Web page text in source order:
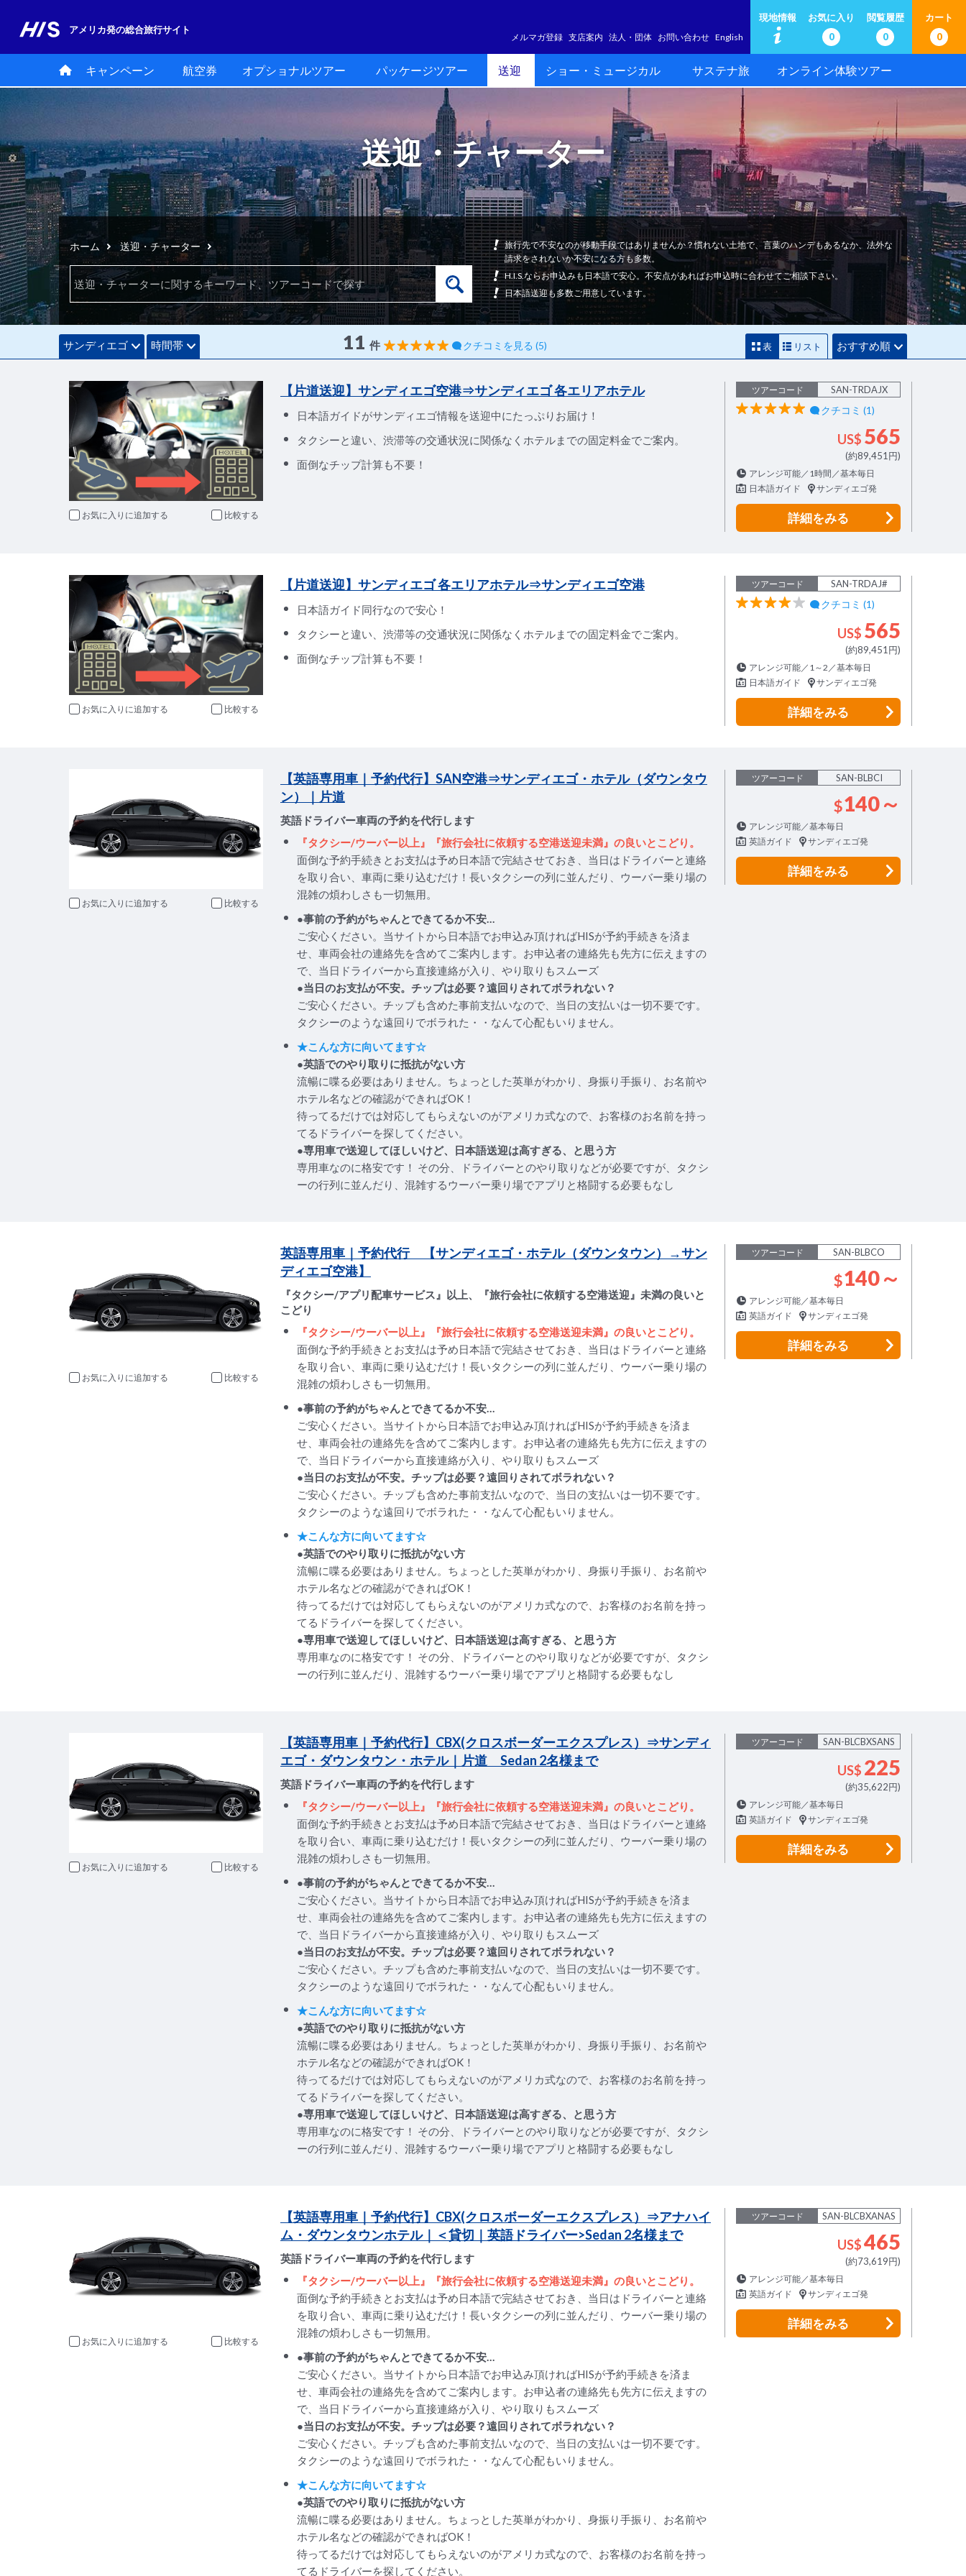
アメリカ発の総合旅行サイト
メルマガ登録 支店案内 法人・団体 お問い合わせ English
現地情報
お気に入り
0
閲覧履歴
0
カート
0
キャンペーン 航空券 オプショナルツアー パッケージツアー 送迎 ショー・ミュージカル サステナ旅 オンライン体験ツアー
送迎・チャーター
ホーム 送迎・チャーター
旅行先で不安なのが移動手段ではありませんか？慣れない土地で、言葉のハンデもあるなか、法外な
請求をされないか不安になる方も多数。
H.I.S.ならお申込みも日本語で安心。不安点があればお申込時に合わせてご相談下さい。
日本語送迎も多数ご用意しています。
サンディエゴ 時間帯 11 件 クチコミを見る (5) 表 リスト おすすめ順
お気に入りに追加 比較
【片道送迎】サンディエゴ空港⇒サンディエゴ 各エリアホテル
日本語ガイドがサンディエゴ情報を送迎中にたっぷりお届け！
タクシーと違い、渋滞等の交通状況に関係なくホテルまでの固定料金でご案内。
面倒なチップ計算も不要！
ツアーコード SAN-TRDAJX
クチコミ (1)
US$ 565
(約89,451円)
アレンジ可能／1時間／基本毎日
日本語ガイド
サンディエゴ発
詳細をみる
お気に入りに追加 比較
【片道送迎】サンディエゴ 各エリアホテル⇒サンディエゴ空港
日本語ガイド同行なので安心！
タクシーと違い、渋滞等の交通状況に関係なくホテルまでの固定料金でご案内。
面倒なチップ計算も不要！
ツアーコード SAN-TRDAJ#
クチコミ (1)
US$ 565
(約89,451円)
アレンジ可能／1～2／基本毎日
日本語ガイド
サンディエゴ発
詳細をみる
お気に入りに追加 比較
【英語専用車｜予約代行】SAN空港⇒サンディエゴ・ホテル（ダウンタウ
ン）｜片道
英語ドライバー車両の予約を代行します
『タクシー/ウーバー以上』『旅行会社に依頼する空港送迎未満』の良いとこどり。
面倒な予約手続きとお支払は予め日本語で完結させておき、当日はドライバーと連絡
を取り合い、車両に乗り込むだけ！長いタクシーの列に並んだり、ウーバー乗り場の
混雑の煩わしさも一切無用。
●事前の予約がちゃんとできてるか不安…
ご安心ください。当サイトから日本語でお申込み頂ければHISが予約手続きを済ま
せ、車両会社の連絡先を含めてご案内します。お申込者の連絡先も先方に伝えますの
で、当日ドライバーから直接連絡が入り、やり取りもスムーズ
●当日のお支払が不安。チップは必要？遠回りされてボラれない？
ご安心ください。チップも含めた事前支払いなので、当日の支払いは一切不要です。
タクシーのような遠回りでボラれた・・なんて心配もいりません。
★こんな方に向いてます☆
●英語でのやり取りに抵抗がない方
流暢に喋る必要はありません。ちょっとした英単がわかり、身振り手振り、お名前や
ホテル名などの確認ができればOK！
待ってるだけでは対応してもらえないのがアメリカ式なので、お客様のお名前を持っ
てるドライバーを探してください。
●専用車で送迎してほしいけど、日本語送迎は高すぎる、と思う方
専用車なのに格安です！ その分、ドライバーとのやり取りなどが必要ですが、タクシ
ーの行列に並んだり、混雑するウーバー乗り場でアプリと格闘する必要もなし
ツアーコード SAN-BLBCI
$140～
アレンジ可能／基本毎日
英語ガイド
サンディエゴ発
詳細をみる
お気に入りに追加 比較
英語専用車｜予約代行 【サンディエゴ・ホテル（ダウンタウン）→サン
ディエゴ空港】
『タクシー/アプリ配車サービス』以上、『旅行会社に依頼する空港送迎』未満の良いと
こどり
『タクシー/ウーバー以上』『旅行会社に依頼する空港送迎未満』の良いとこどり。
面倒な予約手続きとお支払は予め日本語で完結させておき、当日はドライバーと連絡
を取り合い、車両に乗り込むだけ！長いタクシーの列に並んだり、ウーバー乗り場の
混雑の煩わしさも一切無用。
●事前の予約がちゃんとできてるか不安…
ご安心ください。当サイトから日本語でお申込み頂ければHISが予約手続きを済ま
せ、車両会社の連絡先を含めてご案内します。お申込者の連絡先も先方に伝えますの
で、当日ドライバーから直接連絡が入り、やり取りもスムーズ
●当日のお支払が不安。チップは必要？遠回りされてボラれない？
ご安心ください。チップも含めた事前支払いなので、当日の支払いは一切不要です。
タクシーのような遠回りでボラれた・・なんて心配もいりません。
★こんな方に向いてます☆
●英語でのやり取りに抵抗がない方
流暢に喋る必要はありません。ちょっとした英単がわかり、身振り手振り、お名前や
ホテル名などの確認ができればOK！
待ってるだけでは対応してもらえないのがアメリカ式なので、お客様のお名前を持っ
てるドライバーを探してください。
●専用車で送迎してほしいけど、日本語送迎は高すぎる、と思う方
専用車なのに格安です！ その分、ドライバーとのやり取りなどが必要ですが、タクシ
ーの行列に並んだり、混雑するウーバー乗り場でアプリと格闘する必要もなし
ツアーコード SAN-BLBCO
$140～
アレンジ可能／基本毎日
英語ガイド
サンディエゴ発
詳細をみる
お気に入りに追加 比較
【英語専用車｜予約代行】CBX(クロスボーダーエクスプレス）⇒サンディ
エゴ・ダウンタウン・ホテル｜片道 Sedan 2名様まで
英語ドライバー車両の予約を代行します
『タクシー/ウーバー以上』『旅行会社に依頼する空港送迎未満』の良いとこどり。
面倒な予約手続きとお支払は予め日本語で完結させておき、当日はドライバーと連絡
を取り合い、車両に乗り込むだけ！長いタクシーの列に並んだり、ウーバー乗り場の
混雑の煩わしさも一切無用。
●事前の予約がちゃんとできてるか不安…
ご安心ください。当サイトから日本語でお申込み頂ければHISが予約手続きを済ま
せ、車両会社の連絡先を含めてご案内します。お申込者の連絡先も先方に伝えますの
で、当日ドライバーから直接連絡が入り、やり取りもスムーズ
●当日のお支払が不安。チップは必要？遠回りされてボラれない？
ご安心ください。チップも含めた事前支払いなので、当日の支払いは一切不要です。
タクシーのような遠回りでボラれた・・なんて心配もいりません。
★こんな方に向いてます☆
●英語でのやり取りに抵抗がない方
流暢に喋る必要はありません。ちょっとした英単がわかり、身振り手振り、お名前や
ホテル名などの確認ができればOK！
待ってるだけでは対応してもらえないのがアメリカ式なので、お客様のお名前を持っ
てるドライバーを探してください。
●専用車で送迎してほしいけど、日本語送迎は高すぎる、と思う方
専用車なのに格安です！ その分、ドライバーとのやり取りなどが必要ですが、タクシ
ーの行列に並んだり、混雑するウーバー乗り場でアプリと格闘する必要もなし
ツアーコード SAN-BLCBXSANS
US$ 225
(約35,622円)
アレンジ可能／基本毎日
英語ガイド
サンディエゴ発
詳細をみる
お気に入りに追加 比較
【英語専用車｜予約代行】CBX(クロスボーダーエクスプレス）⇒アナハイ
ム・ダウンタウンホテル｜＜貸切｜英語ドライバー>Sedan 2名様まで
英語ドライバー車両の予約を代行します
『タクシー/ウーバー以上』『旅行会社に依頼する空港送迎未満』の良いとこどり。
面倒な予約手続きとお支払は予め日本語で完結させておき、当日はドライバーと連絡
を取り合い、車両に乗り込むだけ！長いタクシーの列に並んだり、ウーバー乗り場の
混雑の煩わしさも一切無用。
●事前の予約がちゃんとできてるか不安…
ご安心ください。当サイトから日本語でお申込み頂ければHISが予約手続きを済ま
せ、車両会社の連絡先を含めてご案内します。お申込者の連絡先も先方に伝えますの
で、当日ドライバーから直接連絡が入り、やり取りもスムーズ
●当日のお支払が不安。チップは必要？遠回りされてボラれない？
ご安心ください。チップも含めた事前支払いなので、当日の支払いは一切不要です。
タクシーのような遠回りでボラれた・・なんて心配もいりません。
★こんな方に向いてます☆
●英語でのやり取りに抵抗がない方
流暢に喋る必要はありません。ちょっとした英単がわかり、身振り手振り、お名前や
ホテル名などの確認ができればOK！
待ってるだけでは対応してもらえないのがアメリカ式なので、お客様のお名前を持っ
てるドライバーを探してください。
ツアーコード SAN-BLCBXANAS
US$465
(約73,619円)
アレンジ可能／基本毎日
英語ガイド
サンディエゴ発
詳細をみる